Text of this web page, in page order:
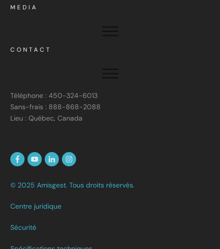
MEDIA
CONTACT
Téléphone : 450-324-6013
Sans-frais : 888-868-2088
Lieu : Québec, Canada
© 2025 Amisgest. Tous droits réservés.
Centre juridique
Sécurité